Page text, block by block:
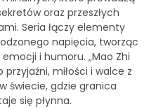
oraz przeszłych
Seria łączy elementy
napięcia, tworząc
i humoru. „Mao Zhi
miłości i walce z
świecie, gdzie granica
się płynna.